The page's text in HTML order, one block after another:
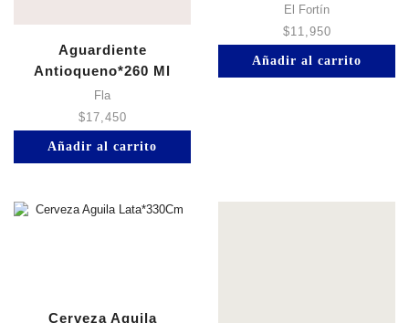
Aguardiente
Antioqueno*260 Ml
Tetrapack
Fla
$17,450
Añadir al carrito
El Fortín
$11,950
Añadir al carrito
Cerveza Aguila